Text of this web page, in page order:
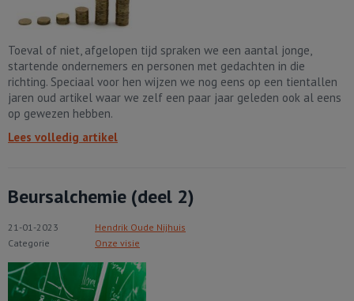
Toeval of niet, afgelopen tijd spraken we een aantal jonge,
startende ondernemers en personen met gedachten in die
richting. Speciaal voor hen wijzen we nog eens op een tientallen
jaren oud artikel waar we zelf een paar jaar geleden ook al eens
op gewezen hebben.
Lees volledig artikel
Beursalchemie (deel 2)
21-01-2023
Hendrik Oude Nijhuis
Categorie
Onze visie